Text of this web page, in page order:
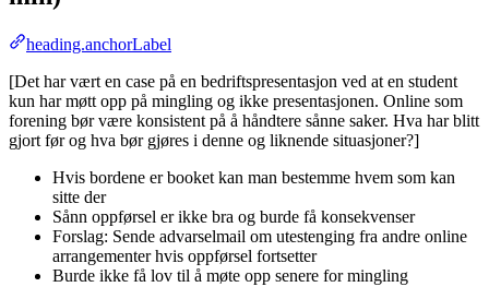
heading.anchorLabel
[Det har vært en case på en bedriftspresentasjon ved at en student
kun har møtt opp på mingling og ikke presentasjonen. Online som
forening bør være konsistent på å håndtere sånne saker. Hva har blitt
gjort før og hva bør gjøres i denne og liknende situasjoner?]
Hvis bordene er booket kan man bestemme hvem som kan
sitte der
Sånn oppførsel er ikke bra og burde få konsekvenser
Forslag: Sende advarselmail om utestenging fra andre online
arrangementer hvis oppførsel fortsetter
Burde ikke få lov til å møte opp senere for mingling